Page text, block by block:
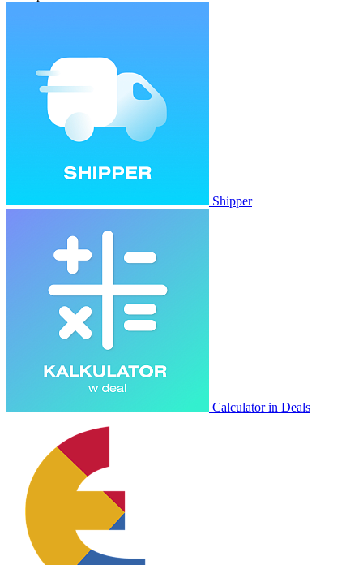
Shipper
Calculator in Deals